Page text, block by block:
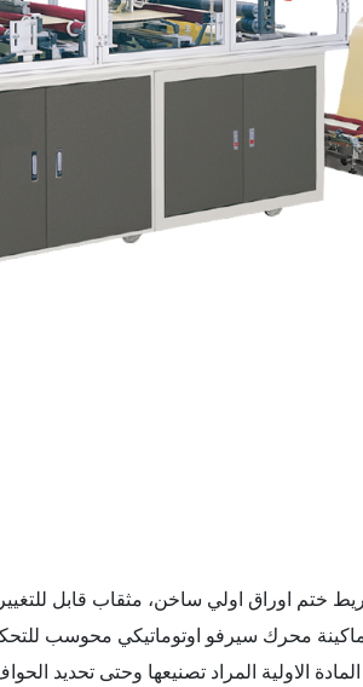
المادة الاولية المراد تصنيعها وحتى تحديد